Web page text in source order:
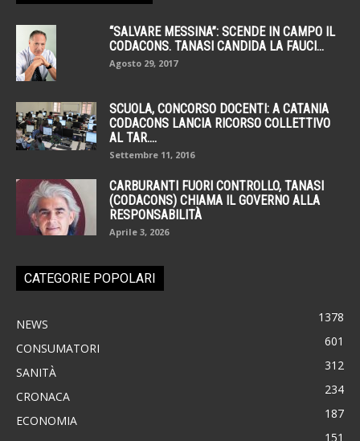
“SALVARE MESSINA”: SCENDE IN CAMPO IL
CODACONS. TANASI CANDIDA LA FAUCI...
Agosto 29, 2017
SCUOLA, CONCORSO DOCENTI: A CATANIA
CODACONS LANCIA RICORSO COLLETTIVO
AL TAR....
Settembre 11, 2016
CARBURANTI FUORI CONTROLLO, TANASI
(CODACONS) CHIAMA IL GOVERNO ALLA
RESPONSABILITÀ
Aprile 3, 2026
CATEGORIE POPOLARI
NEWS 1378
CONSUMATORI 601
SANITÀ 312
CRONACA 234
ECONOMIA 187
151